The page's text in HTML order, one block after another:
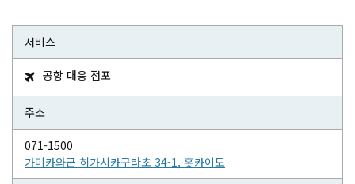
서비스
 공항 대응 점포
주소
071-1500
가미카와군 히가시카구라초 34-1, 홋카이도